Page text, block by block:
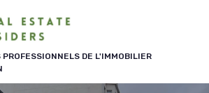
PROFESSIONNELS DE L'IMMOBILIER